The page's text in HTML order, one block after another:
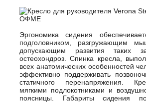
Эргономика сидения
подголовником, разгружающим
допускающим развития таких
остеохондроз. Спинка кресла,
всех анатомических особенностей
эффективно поддерживать
статичного перенапряжения.
мягкими подлокотниками и
поясницы. Габариты сидения